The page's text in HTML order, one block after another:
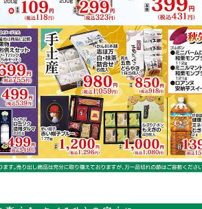
豚肩ロース
レンコン
※明細されている内容は店舗の実売状況と異なる場